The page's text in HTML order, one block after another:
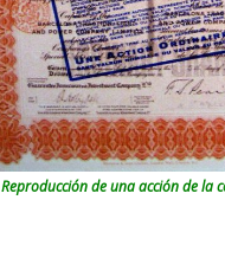
Reproducción de una acción de la